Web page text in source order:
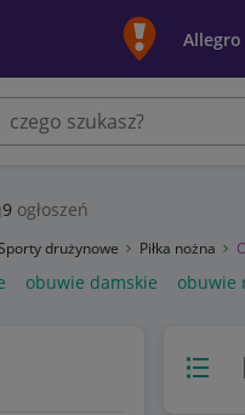
Allegro
9 ogłoszeń
drużynowe Piłka nożna
obuwie damskie obuwie
Widok